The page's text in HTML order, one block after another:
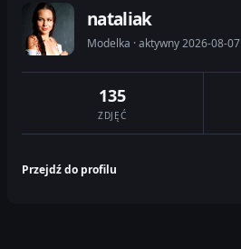
nataliak
Modelka · aktywny 2026-08-
135
ZDJĘĆ
Przejdź do profilu